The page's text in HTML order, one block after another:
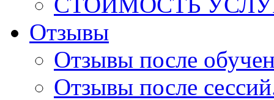
Отзывы
Отзывы после
Отзывы после